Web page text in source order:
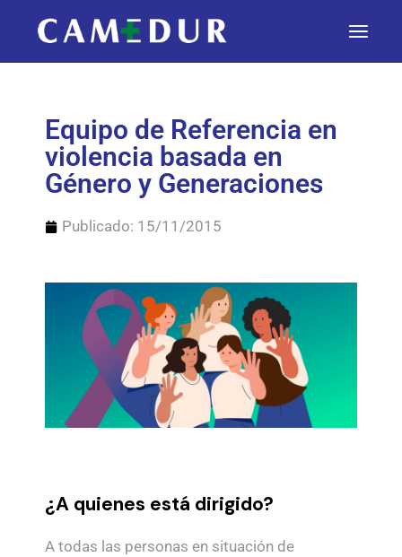
Equipo de Referencia en
violencia basada en
Género y Generaciones
Publicado: 15/11/2015
¿A quienes está dirigido?
A todas las personas en situación de